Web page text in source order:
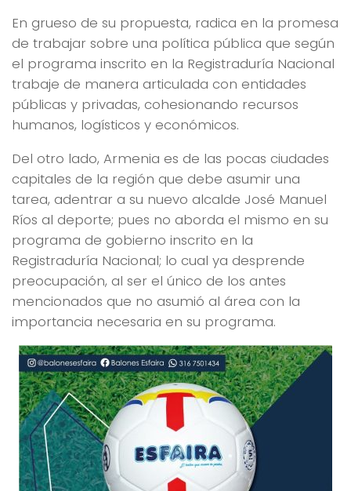
En grueso de su propuesta, radica en la promesa
de trabajar sobre una política pública que según
el programa inscrito en la Registraduría Nacional
trabaje de manera articulada con entidades
públicas y privadas, cohesionando recursos
humanos, logísticos y económicos.
Del otro lado, Armenia es de las pocas ciudades
capitales de la región que debe asumir una
tarea, adentrar a su nuevo alcalde José Manuel
Ríos al deporte; pues no aborda el mismo en su
programa de gobierno inscrito en la
Registraduría Nacional; lo cual ya desprende
preocupación, al ser el único de los antes
mencionados que no asumió al área con la
importancia necesaria en su programa.